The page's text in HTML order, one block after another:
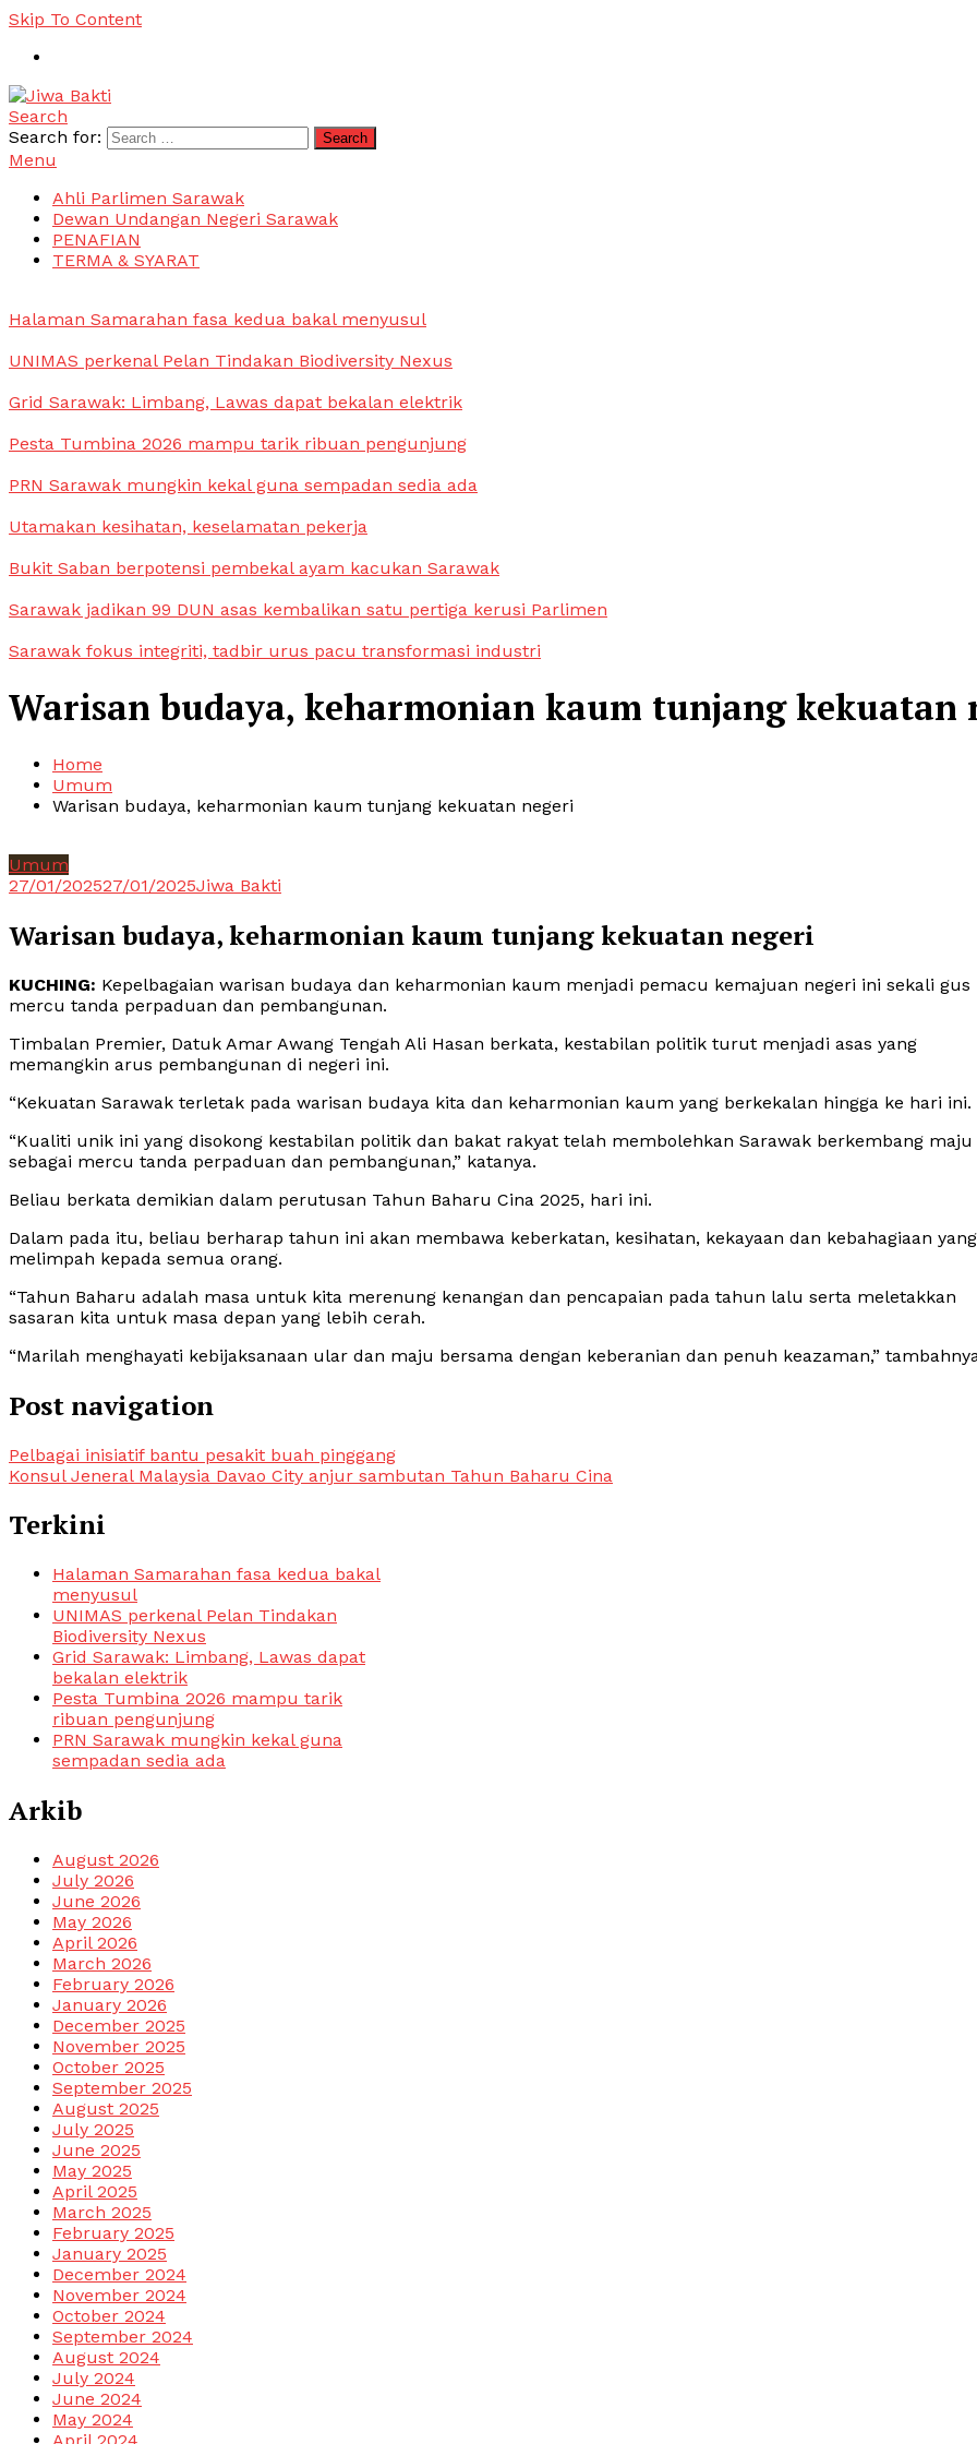
Skip To Content
Jiwa Bakti
Suara PBB Sarawak
Search
Search for:
Menu
Ahli Parlimen Sarawak
Dewan Undangan Negeri Sarawak
PENAFIAN
TERMA & SYARAT
Halaman Samarahan fasa kedua bakal menyusul
UNIMAS perkenal Pelan Tindakan Biodiversity Nexus
Grid Sarawak: Limbang, Lawas dapat bekalan elektrik
Pesta Tumbina 2026 mampu tarik ribuan pengunjung
PRN Sarawak mungkin kekal guna sempadan sedia ada
Utamakan kesihatan, keselamatan pekerja
Bukit Saban berpotensi pembekal ayam kacukan Sarawak
Sarawak jadikan 99 DUN asas kembalikan satu pertiga kerusi Parlimen
Sarawak fokus integriti, tadbir urus pacu transformasi industri
Warisan budaya, keharmonian kaum tunjang kekuatan
Home
Umum
Warisan budaya, keharmonian kaum tunjang kekuatan negeri
Umum
27/01/202527/01/2025Jiwa Bakti
Warisan budaya, keharmonian kaum tunjang kekuatan negeri
KUCHING: Kepelbagaian warisan budaya dan keharmonian kaum menjadi pemacu kemajuan negeri ini sekali gus
mercu tanda perpaduan dan pembangunan.
Timbalan Premier, Datuk Amar Awang Tengah Ali Hasan berkata, kestabilan politik turut menjadi asas yang
memangkin arus pembangunan di negeri ini.
“Kekuatan Sarawak terletak pada warisan budaya kita dan keharmonian kaum yang berkekalan hingga ke hari ini.
“Kualiti unik ini yang disokong kestabilan politik dan bakat rakyat telah membolehkan Sarawak berkembang maju
sebagai mercu tanda perpaduan dan pembangunan,” katanya.
Beliau berkata demikian dalam perutusan Tahun Baharu Cina 2025, hari ini.
Dalam pada itu, beliau berharap tahun ini akan membawa keberkatan, kesihatan, kekayaan dan kebahagiaan yang
melimpah kepada semua orang.
“Tahun Baharu adalah masa untuk kita merenung kenangan dan pencapaian pada tahun lalu serta meletakkan
sasaran kita untuk masa depan yang lebih cerah.
“Marilah menghayati kebijaksanaan ular dan maju bersama dengan keberanian dan penuh keazaman,”
Post navigation
Pelbagai inisiatif bantu pesakit buah pinggang
Konsul Jeneral Malaysia Davao City anjur sambutan Tahun Baharu Cina
Terkini
Halaman Samarahan fasa kedua bakal
menyusul
UNIMAS perkenal Pelan Tindakan
Biodiversity Nexus
Grid Sarawak: Limbang, Lawas dapat
bekalan elektrik
Pesta Tumbina 2026 mampu tarik
ribuan pengunjung
PRN Sarawak mungkin kekal guna
sempadan sedia ada
Arkib
August 2026
July 2026
June 2026
May 2026
April 2026
March 2026
February 2026
January 2026
December 2025
November 2025
October 2025
September 2025
August 2025
July 2025
June 2025
May 2025
April 2025
March 2025
February 2025
January 2025
December 2024
November 2024
October 2024
September 2024
August 2024
July 2024
June 2024
May 2024